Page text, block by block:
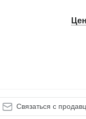
Связаться с